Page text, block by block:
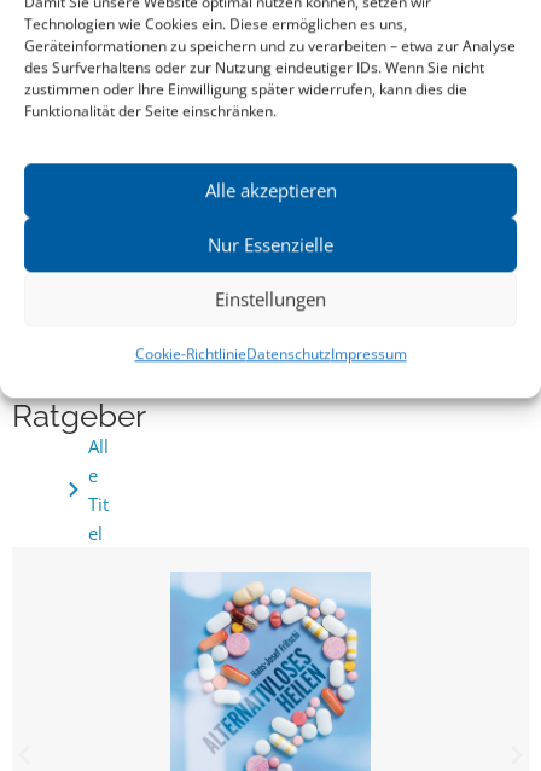
Technologien wie Cookies ein. Diese ermöglichen es uns,
Geräteinformationen zu speichern und zu verarbeiten – etwa zur Analyse
des Surfverhaltens oder zur Nutzung eindeutiger IDs. Wenn Sie nicht
zustimmen oder Ihre Einwilligung später widerrufen, kann dies die
Funktionalität der Seite einschränken.
Alle akzeptieren
Nur Essenzielle
Einstellungen
Cookie-RichtlinieDatenschutzImpressum
Ratgeber
All
e
Tit
el